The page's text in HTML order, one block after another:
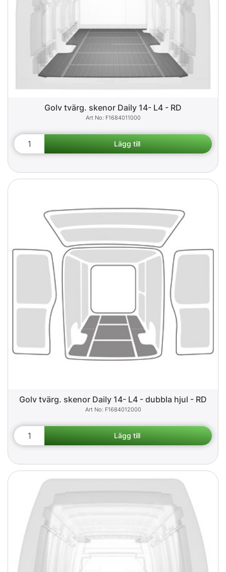
Golv tvärg. skenor Daily 14- L4 - RD
F1684011000
Golv tvärg. skenor Daily 14- L4 - dubbla hjul - RD
F1684012000